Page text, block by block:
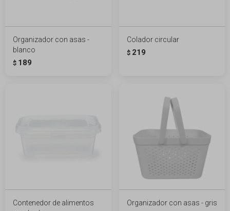
Organizador con asas -
blanco
$ 189
Colador circular
$ 219
Contenedor de alimentos
Organizador con asas - gris